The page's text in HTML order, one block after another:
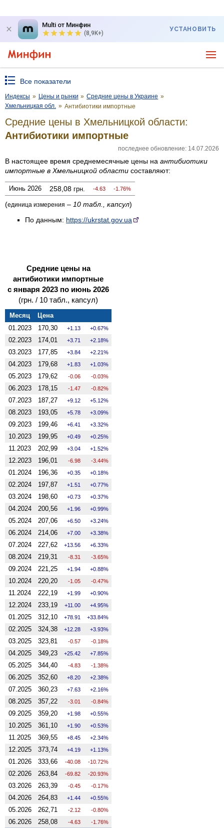
Multi от Минфин
(8,9K+)
УСТАНОВИТЬ
Все показатели
Индексы » Цены и рынки » Средние цены в Украине »
Хмельницкая обл. » Антибиотики импортные
Средние цены в Хмельницкой области:
Антибиотики импортные
последнее обновление: 14.07.2026
В настоящее время среднемесячные цены на антибиотики
импортные в Хмельницкой области составляют:
Июнь 2026 258,08 грн. -4.63 -1.76%
(единица измерения – 10 табл., капсул)
По данным: https://ukrstat.gov.ua
Средние цены на
антибиотики импортные
с января 2023 по июнь 2026
(грн. / 10 табл., капсул)
Месяц
Цена
01.2023
170,30 1.13 0.67%
02.2023 174,01 3.71 2.18%
03.2023 177,85 3.84 2.21%
04.2023 179,68 1.83 1.03%
05.2023 179,62 -0.06 -0.03%
06.2023 178,15 -1.47 -0.82%
07.2023 187,27 9.12 5.12%
08.2023 193,05 5.78 3.09%
09.2023 199,46 6.41 3.32%
10.2023 199,95 0.49 0.25%
11.2023 202,99 3.04 1.52%
12.2023 196,01 -6.98 -3.44%
01.2024 196,36 0.35 0.18%
02.2024 197,87 1.51 0.77%
03.2024 198,60 0.73 0.37%
04.2024 200,56 1.96 0.99%
05.2024 207,06 6.50 3.24%
06.2024 214,06 7.00 3.38%
07.2024 227,62 13.56 6.33%
08.2024 219,31 -8.31 -3.65%
09.2024 221,25 1.94 0.88%
10.2024 220,20 -1.05 -0.47%
11.2024 222,19 1.99 0.90%
12.2024 233,19 11.00 4.95%
01.2025 312,10 78.91 33.84%
02.2025 324,38 12.28 3.93%
03.2025 323,81 -0.57 -0.18%
04.2025 349,23 25.42 7.85%
05.2025 344,40 -4.83 -1.38%
06.2025 352,60 8.20 2.38%
07.2025 360,23 7.63 2.16%
08.2025 357,22 -3.01 -0.84%
09.2025 359,20 1.98 0.55%
10.2025 361,10 1.90 0.53%
11.2025 369,55 8.45 2.34%
12.2025 373,74 4.19 1.13%
01.2026 333,66 -40.08 -10.72%
02.2026 263,84 -69.82 -20.93%
03.2026 263,39 -0.45 -0.17%
04.2026 264,83 1.44 0.55%
05.2026 262,71 -2.12 -0.80%
06.2026 258,08 -4.63 -1.76%